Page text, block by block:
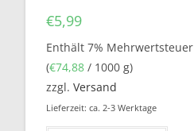
€5,99
Enthält 7% Mehrwertsteuer
(€74,88 / 1000 g)
zzgl.Versand
Lieferzeit: ca. 2-3 Werktage